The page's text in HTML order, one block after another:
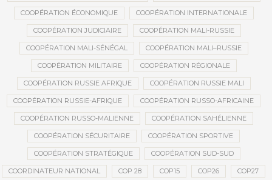
COOPÉRATION ÉCONOMIQUE COOPÉRATION INTERNATIONALE
COOPÉRATION JUDICIAIRE COOPÉRATION MALI-RUSSIE
COOPÉRATION MALI-SÉNÉGAL COOPÉRATION MALI–RUSSIE
COOPÉRATION MILITAIRE COOPÉRATION RÉGIONALE
COOPÉRATION RUSSIE AFRIQUE COOPÉRATION RUSSIE MALI
COOPÉRATION RUSSIE-AFRIQUE COOPÉRATION RUSSO-AFRICAINE
COOPÉRATION RUSSO-MALIENNE COOPÉRATION SAHÉLIENNE
COOPÉRATION SÉCURITAIRE COOPÉRATION SPORTIVE
COOPÉRATION STRATÉGIQUE COOPÉRATION SUD-SUD
COORDINATEUR NATIONAL COP 28 COP15 COP26 COP27